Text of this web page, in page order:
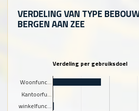
VERDELING VAN TYPE
BERGEN AAN ZEE
Verdeling per gebruiksdoel
Woonfunc…
Kantoorfu…
winkelfunc…